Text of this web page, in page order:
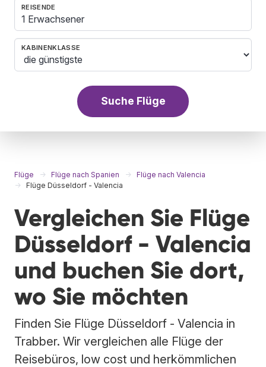
REISENDE
1 Erwachsener
KABINENKLASSE
Suche Flüge
Flüge Flüge nach Spanien
Flüge nach Valencia
Flüge Düsseldorf - Valencia
Vergleichen Sie Flüge
Düsseldorf - Valencia
und buchen Sie dort,
wo Sie möchten
Finden Sie Flüge Düsseldorf - Valencia in
Trabber. Wir vergleichen alle Flüge der
Reisebüros, low cost und herkömmlichen